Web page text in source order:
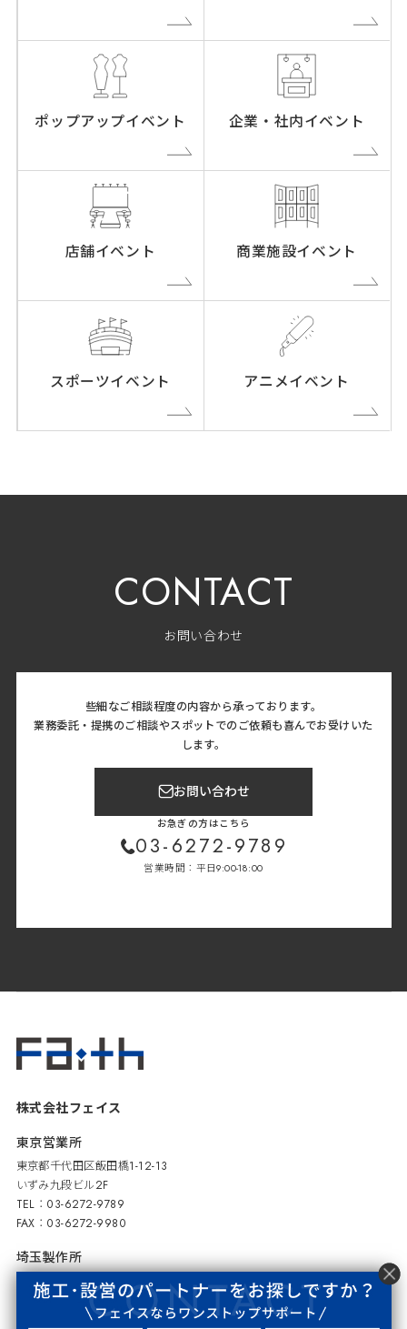
ポップアップイベント 企業・社内イベント
店舗イベント 商業施設イベント
スポーツイベント アニメイベント
CONTACT
お問い合わせ
些細なご相談程度の内容から承っております。
業務委託・提携のご相談やスポットでのご依頼も喜んでお受けいた
します。
お問い合わせ
お急ぎの方はこちら
03-6272-9789
営業時間：平日9:00-18:00
株式会社フェイス
東京営業所
東京都千代田区飯田橋1-12-13
いずみ九段ビル2F
TEL：03-6272-9789
FAX：03-6272-9980
埼玉製作所
埼玉県川越市下赤坂673-1